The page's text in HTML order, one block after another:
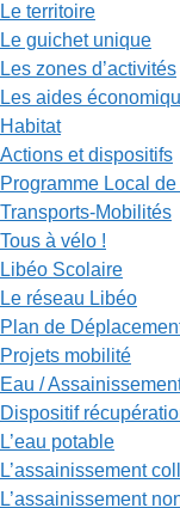
Le territoire
Le guichet unique
Les zones d’activités
Les aides
Habitat
Actions et dispositifs
Programme Local de
Transports-Mobilités
Tous à vélo !
Libéo Scolaire
Le réseau Libéo
Plan de
Projets mobilité
Eau /
Dispositif
L’eau potable
L’assainissement
L’assainissement